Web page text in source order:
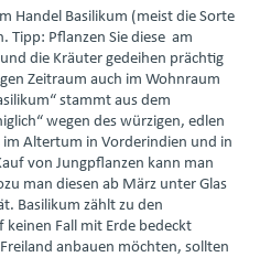
Handel Basilikum (meist die Sorte
Tipp: Pflanzen Sie diese am
die Kräuter gedeihen prächtig
Zeitraum auch im Wohnraum
stammt aus dem
wegen des würzigen, edlen
Altertum in Vorderindien und in
von Jungpflanzen kann man
man diesen ab März unter Glas
Basilikum zählt zu den
Fall mit Erde bedeckt
anbauen möchten, sollten